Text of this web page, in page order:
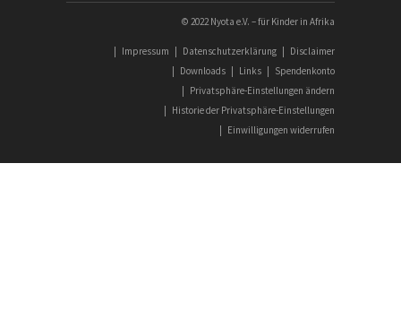
© 2022 Nyota e.V. – für Kinder in Afrika
| Impressum | Datenschutzerklärung | Disclaimer
| Downloads | Links | Spendenkonto
| Privatsphäre-Einstellungen ändern
| Historie der Privatsphäre-Einstellungen
| Einwilligungen widerrufen